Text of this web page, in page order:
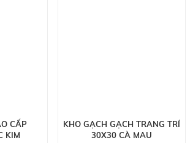
CẤP
KIM
KHO GẠCH GẠCH TRANG TRÍ
30X30 CÀ MAU